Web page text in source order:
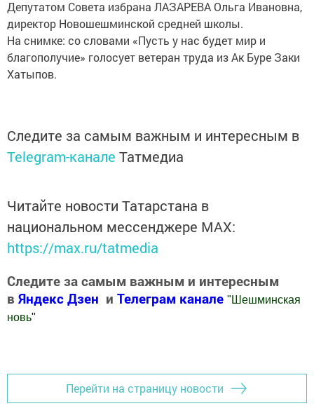
Депутатом Совета избрана ЛАЗАРЕВА Ольга Ивановна,
директор Новошешминской средней школы.
На снимке: со словами «Пусть у нас будет мир и
благополучие» голосует ветеран труда из Ак Буре Заки
Хатыпов.
Следите за самым важным и интересным в
Telegram-канале Татмедиа
Читайте новости Татарстана в
национальном мессенджере MАХ:
https://max.ru/tatmedia
Следите за самым важным и интересным
в Яндекс Дзен и Телеграм канале " Шешминская
новь"
Перейти на страницу новости